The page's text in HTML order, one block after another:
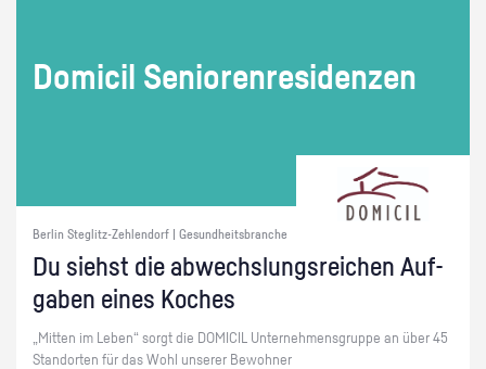
Do­mi­cil Se­nio­ren­re­si­den­zen
Berlin Steglitz-Zehlendorf | Gesundheitsbranche
Du siehst die ab­wechs­lungs­rei­chen Auf­
ga­ben eines Ko­ches
„Mit­ten im Leben“ sorgt die DO­MI­CIL Un­ter­neh­mens­grup­pe an über 45
Stand­or­ten für das Wohl un­se­rer Be­woh­ner